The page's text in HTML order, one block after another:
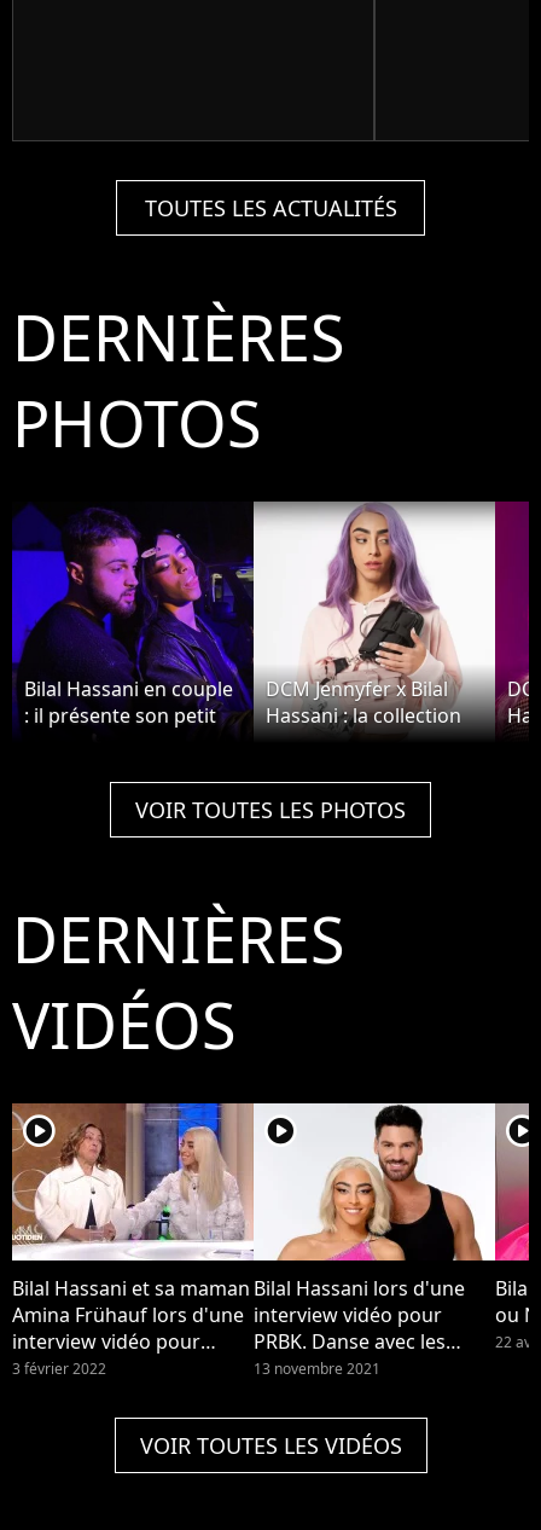
TOUTES LES ACTUALITÉS
DERNIÈRES
PHOTOS
Bilal Hassani en couple
: il présente son petit
DCM Jennyfer x Bilal
Hassani : la collection
capsule de vêtements à
2019
VOIR TOUTES LES PHOTOS
DERNIÈRES
VIDÉOS
player2
Bilal Hassani et sa maman
Amina Frühauf lors d'une
interview vidéo pour
PRBK. Dans Quotidien,
décédé à qui elle dédie
son livre Être mère.
3 février 2022
player2
Bilal Hassani lors d'une
interview vidéo pour
PRBK. Danse avec les
stars 2021 : Jordan
suis pas sûr que tous les
danseurs auraient dit
oui..." de danser avec un
13 novembre 2021
player2
Bilal
ou
22
VOIR TOUTES LES VIDÉOS